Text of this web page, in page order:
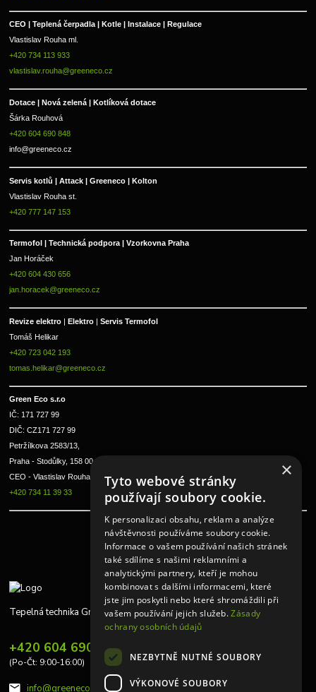
CEO | Teplená čerpadla | Kotle | Instalace | Regulace
Vlastislav Rouha ml.
+420 734 113 933
vlastislav.rouha@greeneco.cz
Dotace | Nová zelená | Kotlíková dotace
Šárka Rouhová
+420 604 690 848
info@greeneco.cz
Servis kotlů | Attack | Greeneco | Kolton
Vlastislav Rouha st.
+420 777 147 153
Termofol | Technická podpora | Vzorkovna Praha
Jan Horáček
+420 604 430 656
jan.horacek@greeneco.cz
Revize elektro | Elektro | Servis Termofol
Tomáš Helikar
+420 723 042 193
tomas.helikar@greeneco.cz
Green Eco s.r.o
IČ: 171 727 99
DIČ: CZ171 727 99
Petržílkova 2583/13,
Praha - Stodůlky, 158 00
CEO - Vlastislav Rouha ml.
+420 734 11 39 33
Tepelná technika Greeneco
+420 604 690 848
(Po-Čt: 9:00-16:00)
info@greeneco.cz
×
Tyto webové stránky
používají soubory cookie.
K personalizaci obsahu, reklam a analýze
návštěvnosti používáme soubory cookie.
Informace o vašem používání našich stránek
také sdílíme s našimi reklamními a
analytickými partnery, kteří je mohou
kombinovat s dalšími informacemi, které
jste jim poskytli nebo které shromáždili při
vašem používání jejich služeb.Zásady
ochrany osobních údajů
NEZBYTNĚ NUTNÉ SOUBORY
VÝKONOVÉ SOUBORY